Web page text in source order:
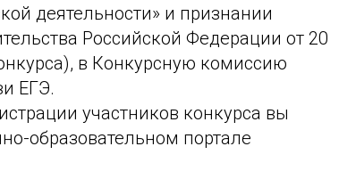
деятельности» и признании
Российской Федерации от 20
в Конкурсную комиссию
ЕГЭ.
участников конкурса вы
образовательном портале